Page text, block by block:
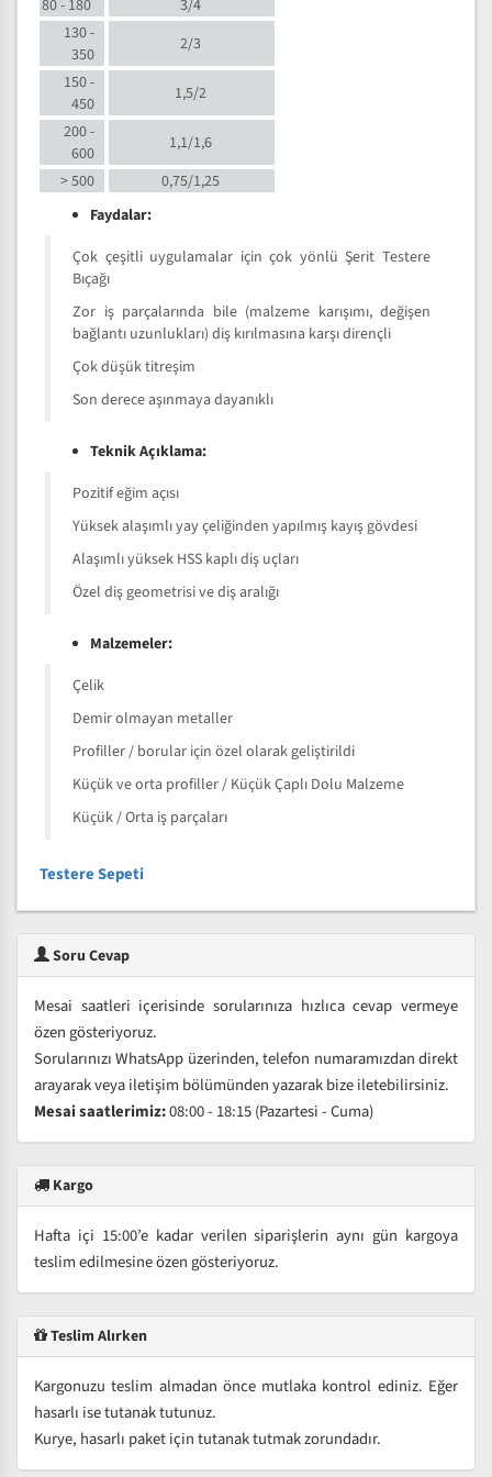
80 - 180
3/4
130 -
350
2/3
150 -
450
1,5/2
200 -
600
1,1/1,6
> 500
0,75/1,25
Faydalar:
Çok çeşitli uygulamalar için çok yönlü Şerit Testere
Bıçağı
Zor iş parçalarında bile (malzeme karışımı, değişen
bağlantı uzunlukları) diş kırılmasına karşı dirençli
Çok düşük titreşim
Son derece aşınmaya dayanıklı
Teknik Açıklama:
Pozitif eğim açısı
Yüksek alaşımlı yay çeliğinden yapılmış kayış gövdesi
Alaşımlı yüksek HSS kaplı diş uçları
Özel diş geometrisi ve diş aralığı
Malzemeler:
Çelik
Demir olmayan metaller
Profiller / borular için özel olarak geliştirildi
Küçük ve orta profiller / Küçük Çaplı Dolu Malzeme
Küçük / Orta iş parçaları
Testere Sepeti
Soru Cevap
Mesai saatleri içerisinde sorularınıza hızlıca cevap vermeye
özen gösteriyoruz.
Sorularınızı WhatsApp üzerinden, telefon numaramızdan direkt
arayarak veya iletişim bölümünden yazarak bize iletebilirsiniz.
Mesai saatlerimiz:08:00 - 18:15 (Pazartesi - Cuma)
Kargo
Hafta içi 15:00’e kadar verilen siparişlerin aynı gün kargoya
teslim edilmesine özen gösteriyoruz.
Teslim Alırken
Kargonuzu teslim almadan önce mutlaka kontrol ediniz. Eğer
hasarlı ise tutanak tutunuz.
Kurye, hasarlı paket için tutanak tutmak zorundadır.